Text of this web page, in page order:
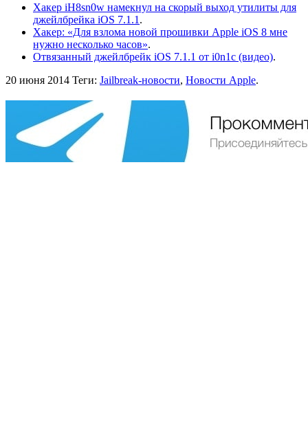
Хакер iH8sn0w намекнул на скорый выход утилиты для
джейлбрейка iOS 7.1.1 .
Хакер: «Для взлома новой прошивки Apple iOS 8 мне
нужно несколько часов».
Отвязанный джейлбрейк iOS 7.1.1 от i0n1c (видео).
20 июня 2014 Теги: Jailbreak-новости, Новости Apple.